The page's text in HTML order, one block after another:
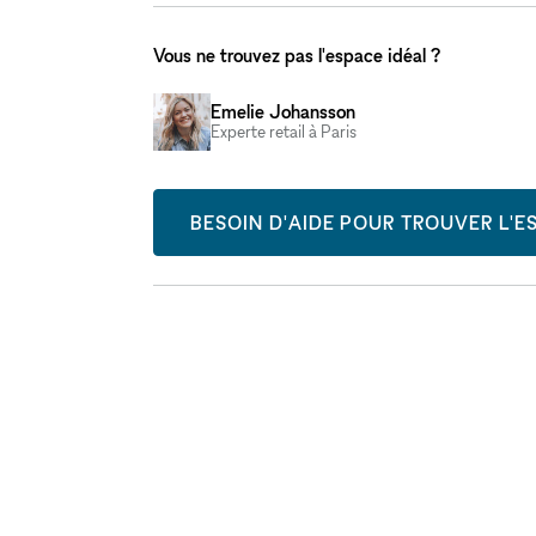
Vous ne trouvez pas l'espace idéal ?
Emelie Johansson
Experte retail à Paris
BESOIN D'AIDE POUR TROUVER